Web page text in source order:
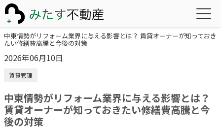
中東情勢がリフォーム業界に与える影響とは？ 賃貸オーナーが知っておき
たい修繕費高騰と今後の対策
2026年06月10日
賃貸管理
中東情勢がリフォーム業界に与える影響とは？
賃貸オーナーが知っておきたい修繕費高騰と今
後の対策